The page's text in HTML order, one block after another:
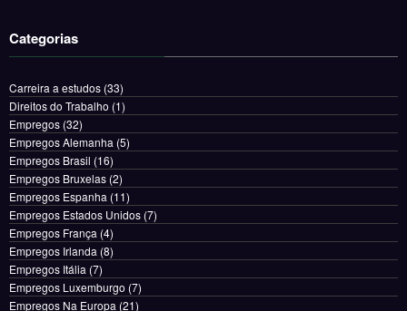
Categorias
Carreira a estudos (33)
Direitos do Trabalho (1)
Empregos (32)
Empregos Alemanha (5)
Empregos Brasil (16)
Empregos Bruxelas (2)
Empregos Espanha (11)
Empregos Estados Unidos (7)
Empregos França (4)
Empregos Irlanda (8)
Empregos Itália (7)
Empregos Luxemburgo (7)
Empregos Na Europa (21)